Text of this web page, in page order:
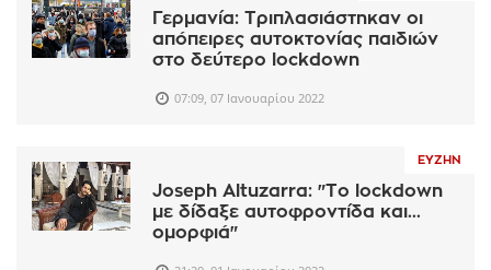
Γερμανία: Τριπλασιάστηκαν οι
απόπειρες αυτοκτονίας παιδιών
στο δεύτερο lockdown
07:09, 07 Ιανουαρίου 2022
ΕΥΖΗΝ
Joseph Altuzarra: "Το lockdown
με δίδαξε αυτοφροντίδα και...
ομορφιά"